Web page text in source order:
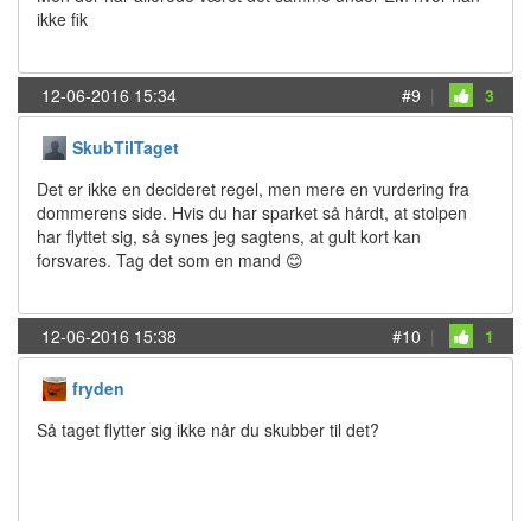
ikke fik
12-06-2016 15:34 #9 | 3
SkubTilTaget
Det er ikke en decideret regel, men mere en vurdering fra
dommerens side. Hvis du har sparket så hårdt, at stolpen
har flyttet sig, så synes jeg sagtens, at gult kort kan
forsvares. Tag det som en mand 😊
12-06-2016 15:38 #10 | 1
fryden
Så taget flytter sig ikke når du skubber til det?